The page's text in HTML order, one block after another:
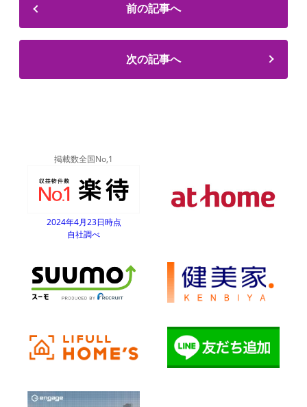
前の記事へ
次の記事へ
掲載数全国No,1
2024年4月23日時点
自社調べ